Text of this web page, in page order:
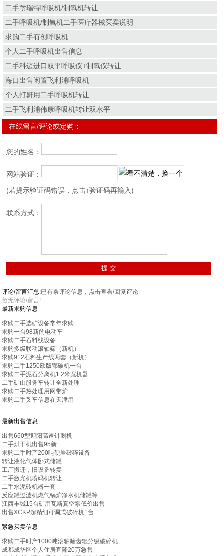
二手耐瑞特呼吸机/制氧机转让
二手呼吸机/制氧机二手医疗器械买卖说明
求购二手有创呼吸机
个人二手呼吸机出售信息
二手科迈进口双平呼吸仪+制氧仪转让
海口出售闲置飞利浦呼吸机
个人打鼾用二手呼吸机转让
二手飞利浦伟康呼吸机转让双水平
在线留言/评论或定购：
您的姓名：
网站验证：
(若提示验证码错误，点击↑验证码再输入)
联系方式：
评论/留言汇总:已有条评论信息，点击查看/回复评论
暂无评论/留言!
最新求购信息
求购二手选矿设备常年求购
求购一台98新的电动车
求购二手石料线设备
求购多级联动滚轴筛（新机）
求购912石料生产线两套（新机）
求购二手1250欧版鄂破机一台
求购二手泥石分离机1.2米宽机器
二手矿山服务车转让全新处理
求购二手热处理用网带炉
求购二手叉车信息在天津用
最新出售信息
出售660型迎阳高速针刺机
二手烘干机出售95新
求购二手时产200吨硬岩破碎设备
转让液化气体卧式储罐
工厂搬迁，旧设备转卖
二手激光机喷码机转让
二手水泥砖机器一套
反应罐过滤机燃气锅炉净水机储罐等
江西丰城15台矿用瓦斯真空泵低价出售
出售XCKP超精细可调式破碎机1台
紧急买卖信息
求购二手时产1000吨滚轴筛齿辊分级破碎机
成都成华区个人住房直降20万急售